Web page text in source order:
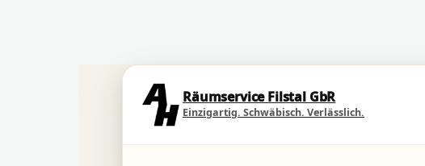
Räumservice Filstal GbR
Einzigartig. Schwäbisch. Verlässlich.